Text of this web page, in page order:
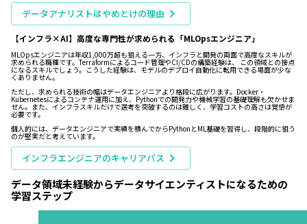
データアナリストはやめとけの理由
【インフラ×AI】高度な専門性が求められる「MLOpsエンジニア」
MLOpsエンジニアは年収1,000万超も狙える一方、インフラと開発の両面で高度なスキルが
求められる職種です。Terraformによるコード管理やCI/CDの構築経験は、 この領域との接点
になるスキルでしょう。こうした経験は、モデルのデプロイ自動化に転用できる場面が少な
くありません。
ただし、求められる技術の幅はデータエンジニアより格段に広がります。Docker・
Kubernetesによるコンテナ運用に加え、Pythonでの開発力や機械学習の基礎理解も欠かせま
せん。また、インフラスキルだけで選考を突破するのは難しく、学習コストの高さは覚悟が
必要です。
個人的には、データエンジニアで実績を積んでからPythonとML基礎を習得し、段階的に狙う
のが堅実だと考えています。
インフラエンジニアのキャリアパス
データ領域未経験からデータサイエンティストになるための
学習ステップ